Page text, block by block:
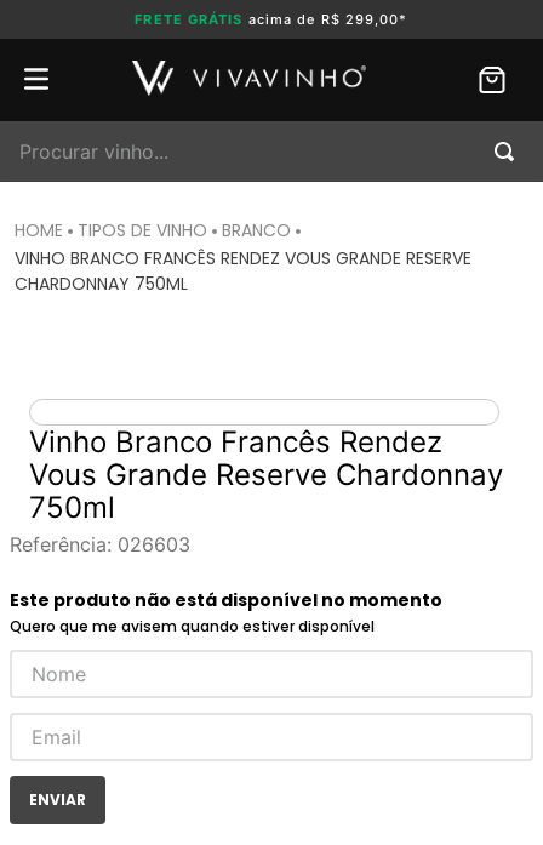
FRETE GRÁTIS acima de R$ 299,00*
TIPOS DE VINHO
BRANCO
VINHO BRANCO FRANCÊS RENDEZ VOUS GRANDE RESERVE
CHARDONNAY 750ML
Vinho Branco Francês Rendez
Vous Grande Reserve Chardonnay
750ml
Referência: 026603
Este produto não está disponível no momento
Quero que me avisem quando estiver disponível
ENVIAR